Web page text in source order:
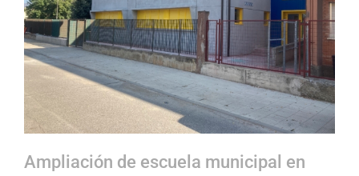
Ampliación de escuela municipal en